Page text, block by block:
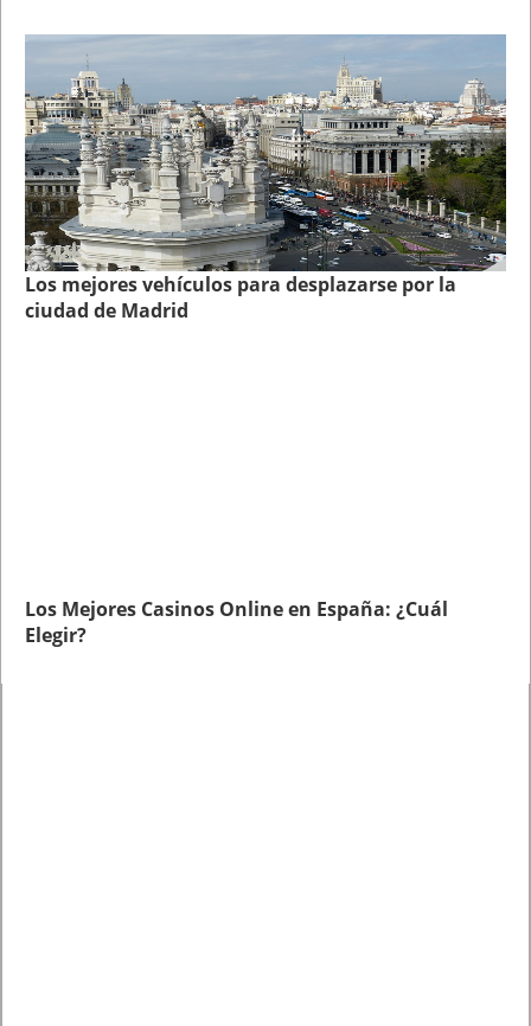
Los mejores vehículos para desplazarse por la
ciudad de Madrid
Los Mejores Casinos Online en España: ¿Cuál
Elegir?